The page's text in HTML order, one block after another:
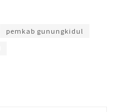
pemkab gunungkidul